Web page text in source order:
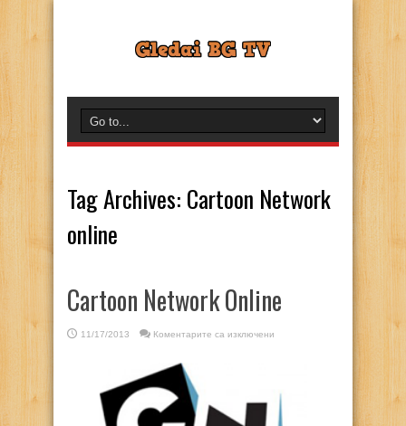
Tag Archives: Cartoon Network
online
Cartoon Network Online
11/17/2013 Коментарите са изключени